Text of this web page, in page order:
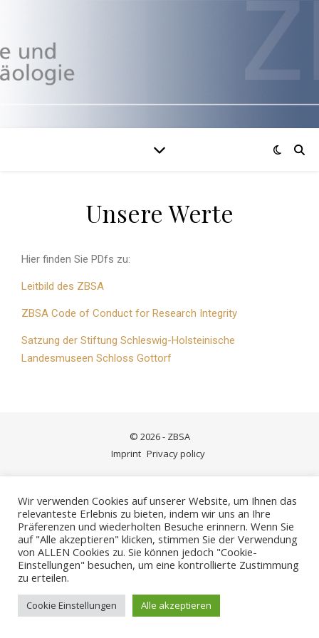
Unsere Werte
Hier finden Sie PDfs zu:
Leitbild des ZBSA
ZBSA Code of Conduct for Research Integrity
Satzung der Stiftung Schleswig-Holsteinische
Landesmuseen Schloss Gottorf
© 2026 - ZBSA
Imprint Privacy policy
Wir verwenden Cookies auf unserer Website, um Ihnen das
relevanteste Erlebnis zu bieten, indem wir uns an Ihre
Präferenzen und wiederholten Besuche erinnern. Wenn Sie
auf "Alle akzeptieren" klicken, stimmen Sie der Verwendung
von ALLEN Cookies zu. Sie können jedoch "Cookie-
Einstellungen" besuchen, um eine kontrollierte Zustimmung
zu erteilen.
Cookie Einstellungen Alle akzeptieren